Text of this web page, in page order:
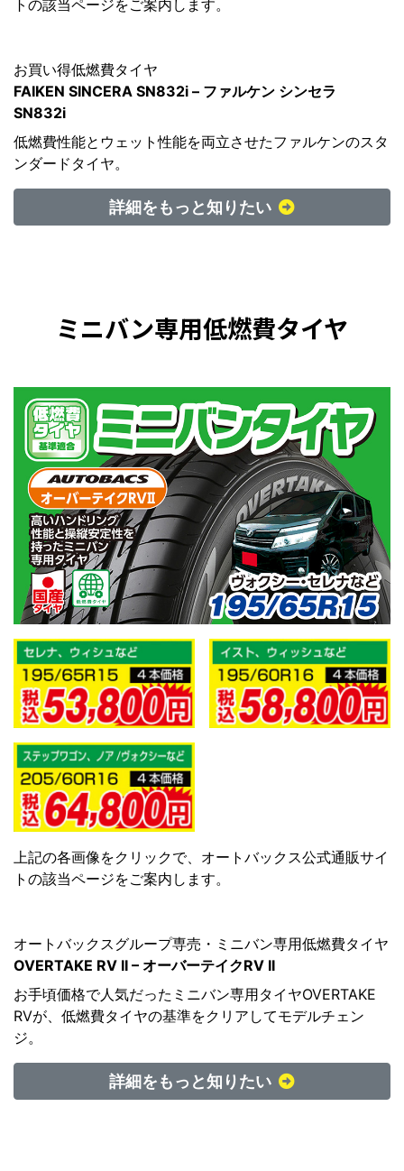
トの該当ページをご案内します。
お買い得低燃費タイヤ
FAIKEN SINCERA SN832i – ファルケン シンセラ
SN832i
低燃費性能とウェット性能を両立させたファルケンのスタ
ンダードタイヤ。
詳細をもっと知りたい
ミニバン専用低燃費タイヤ
上記の各画像をクリックで、オートバックス公式通販サイ
トの該当ページをご案内します。
オートバックスグループ専売・ミニバン専用低燃費タイヤ
OVERTAKE RV II – オーバーテイクRV II
お手頃価格で人気だったミニバン専用タイヤOVERTAKE
RVが、低燃費タイヤの基準をクリアしてモデルチェン
ジ。
詳細をもっと知りたい